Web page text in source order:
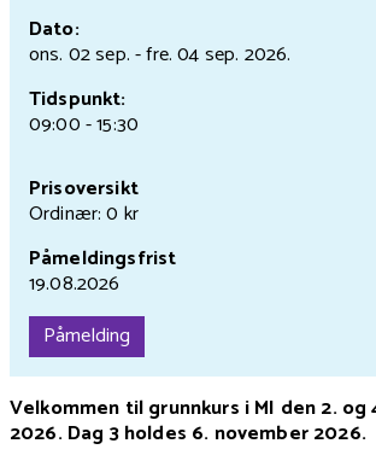
Dato:
ons. 02 sep.- fre. 04 sep. 2026.
Tidspunkt:
09:00 - 15:30
Prisoversikt
Ordinær: 0 kr
Påmeldingsfrist
19.08.2026
Påmelding
Velkommen til grunnkurs i MI den 2.
2026. Dag 3 holdes 6. november 2026.